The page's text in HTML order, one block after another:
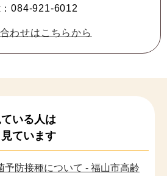
084-921-6012
わせはこちらから
いる人は
ています
予防接種について - 福山市高齢